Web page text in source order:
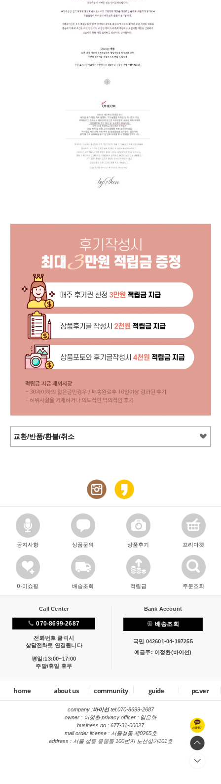
교환/반품/환불/취소
공지사항 상품문의 상품후기 프리마켓
마이쇼핑 배송조회 적립금 주문조회
Call Center
070-8699-2687
전화번호 클릭시
상담전화로 연결됩니다
평일:13:00~17:00
주말/휴일 휴무
Bank Account
배송조회
국민 042601-04-197255
예금주: 이정환(바이선)
home about us community guide pc.ver
company :바이선tel:070-8699-2687
owner : 이정환 privacy officer : 임은화
business no : 677-31-00027
mail order license : 서울성동 제0265호
address : 서울 성동 응봉동 100번지 노선상가101호